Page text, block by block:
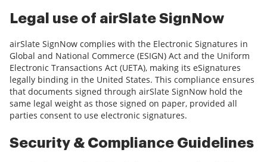
Legal use of airSlate SignNow
airSlate SignNow complies with the Electronic Signatures in
Global and National Commerce (ESIGN) Act and the Uniform
Electronic Transactions Act (UETA), making its eSignatures
legally binding in the United States. This compliance ensures
that documents signed through airSlate SignNow hold the
same legal weight as those signed on paper, provided all
parties consent to use electronic signatures.
Security & Compliance Guidelines